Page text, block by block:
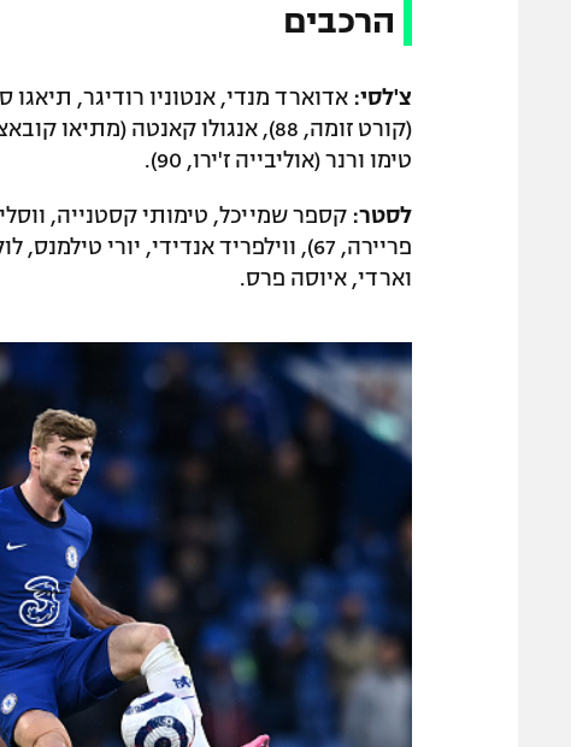
הרכבים
צ'לסי: אדוארד מנדי, אנטוניו רודיגר,
טימו ורנר (אוליבייה ז'ירו, 90).
לסטר: קספר שמייכל, טימותי קסטנייה,
וארדי, איוסה פרס.